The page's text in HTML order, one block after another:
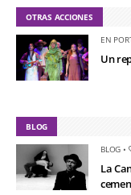
OTRAS ACCIONES
EN
Un
BLOG
BLOG •
La